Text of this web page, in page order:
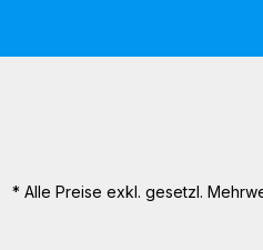
* Alle Preise exkl. gesetzl.